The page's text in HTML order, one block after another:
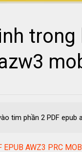
tim phần 2 PDF epub
AWZ3 PRC